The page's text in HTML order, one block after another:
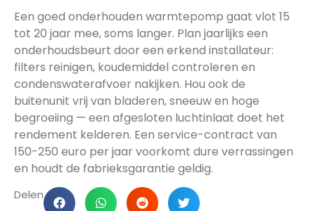
Een goed onderhouden warmtepomp gaat vlot 15
tot 20 jaar mee, soms langer. Plan jaarlijks een
onderhoudsbeurt door een erkend installateur:
filters reinigen, koudemiddel controleren en
condenswaterafvoer nakijken. Hou ook de
buitenunit vrij van bladeren, sneeuw en hoge
begroeiing — een afgesloten luchtinlaat doet het
rendement kelderen. Een service-contract van
150-250 euro per jaar voorkomt dure verrassingen
en houdt de fabrieksgarantie geldig.
Delen